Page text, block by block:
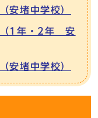
安堵中学校）
（1年・2年 安
安堵中学校）